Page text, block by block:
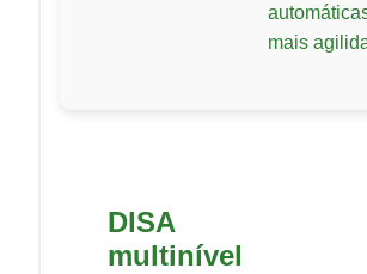
mais
DISA
multinível